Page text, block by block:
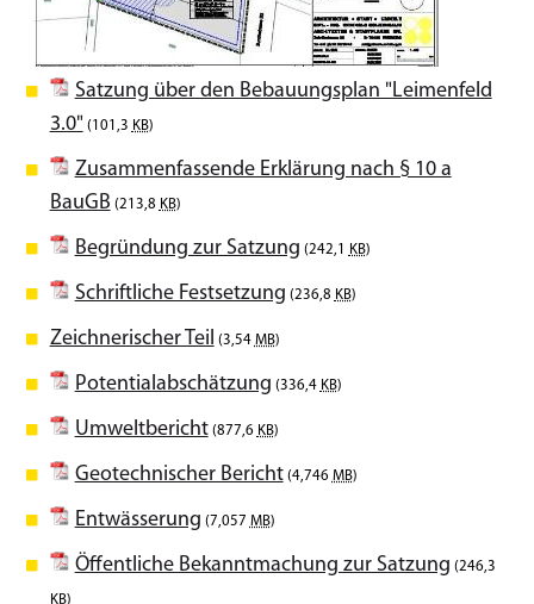
Satzung über den Bebauungsplan "Leimenfeld
3.0" (101,3 KB)
Zusammenfassende Erklärung nach § 10 a
BauGB (213,8 KB)
Begründung zur Satzung (242,1 KB)
Schriftliche Festsetzung (236,8 KB)
Zeichnerischer Teil (3,54 MB)
Potentialabschätzung (336,4 KB)
Umweltbericht(877,6 KB)
Geotechnischer Bericht(4,746 MB)
Entwässerung (7,057 MB)
Öffentliche Bekanntmachung zur Satzung (246,3
KB)